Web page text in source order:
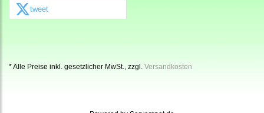
tweet
* Alle Preise inkl. gesetzlicher MwSt., zzgl. Versandkosten